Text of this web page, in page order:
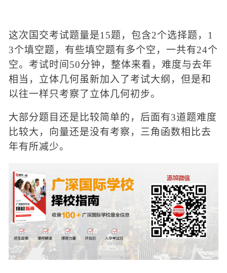
这次国交考试题量是15题，包含2个选择题，1
3个填空题，有些填空题有多个空，一共有24个
空。考试时间50分钟，整体来看，难度与去年
相当，立体几何虽新加入了考试大纲，但是和
以往一样只考察了立体几何初步。
大部分题目还是比较简单的，后面有3道题难度
比较大，向量还是没有考察，三角函数相比去
年有所减少。